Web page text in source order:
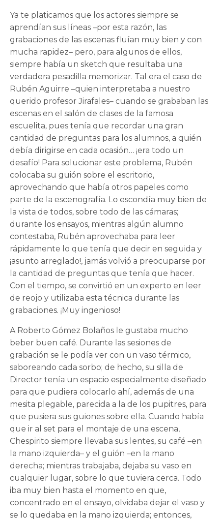
Ya te platicamos que los actores siempre se
aprendían sus líneas –por esta razón, las
grabaciones de las escenas fluían muy bien y con
mucha rapidez– pero, para algunos de ellos,
siempre había un sketch que resultaba una
verdadera pesadilla memorizar. Tal era el caso de
Rubén Aguirre –quien interpretaba a nuestro
querido profesor Jirafales– cuando se grababan las
escenas en el salón de clases de la famosa
escuelita, pues tenía que recordar una gran
cantidad de preguntas para los alumnos, a quién
debía dirigirse en cada ocasión… ¡era todo un
desafío! Para solucionar este problema, Rubén
colocaba su guión sobre el escritorio,
aprovechando que había otros papeles como
parte de la escenografía. Lo escondía muy bien de
la vista de todos, sobre todo de las cámaras;
durante los ensayos, mientras algún alumno
contestaba, Rubén aprovechaba para leer
rápidamente lo que tenía que decir en seguida y
¡asunto arreglado!, jamás volvió a preocuparse por
la cantidad de preguntas que tenía que hacer.
Con el tiempo, se convirtió en un experto en leer
de reojo y utilizaba esta técnica durante las
grabaciones. ¡Muy ingenioso!
A Roberto Gómez Bolaños le gustaba mucho
beber buen café. Durante las sesiones de
grabación se le podía ver con un vaso térmico,
saboreando cada sorbo; de hecho, su silla de
Director tenía un espacio especialmente diseñado
para que pudiera colocarlo ahí, además de una
mesita plegable, parecida a la de los pupitres, para
que pusiera sus guiones sobre ella. Cuando había
que ir al set para el montaje de una escena,
Chespirito siempre llevaba sus lentes, su café –en
la mano izquierda– y el guión –en la mano
derecha; mientras trabajaba, dejaba su vaso en
cualquier lugar, sobre lo que tuviera cerca. Todo
iba muy bien hasta el momento en que,
concentrado en el ensayo, olvidaba dejar el vaso y
se lo quedaba en la mano izquierda; entonces,